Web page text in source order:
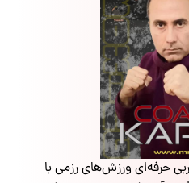
حرفه‌ای ورزش‌های رزمی با